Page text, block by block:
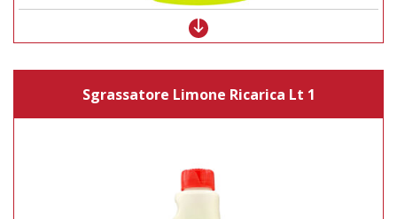
Sgrassatore Limone Ricarica Lt 1